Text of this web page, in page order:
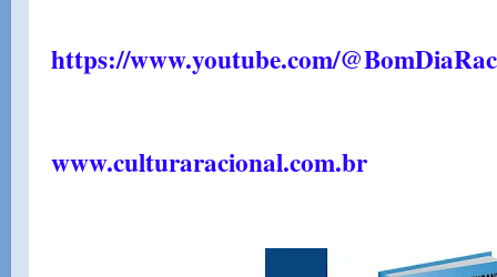
https://www.youtube.com/
www.culturaracional.com.br